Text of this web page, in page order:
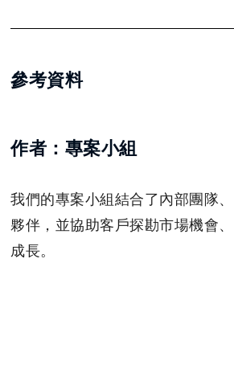
參考資料
作者：專案小組
我們的專案小組結合了內部團隊
夥伴，並協助客戶探勘市場機會
成長。